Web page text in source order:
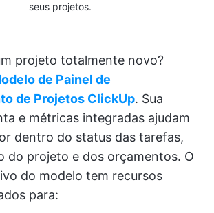
seus projetos.
projeto totalmente novo?
de Painel de
de Projetos ClickUp. Sua
e métricas integradas ajudam
dentro do status das tarefas,
do projeto e dos orçamentos. O
do modelo tem recursos
para: